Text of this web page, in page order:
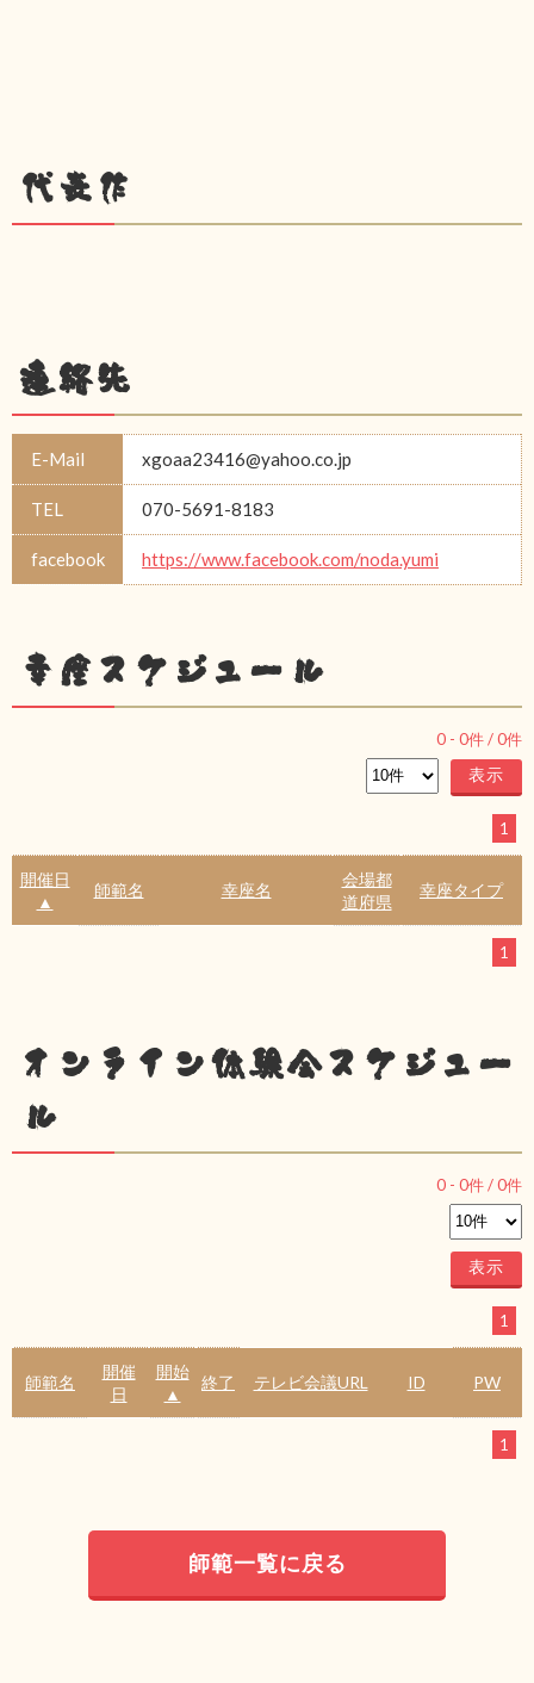
代表作
連絡先
E-Mail xgoaa23416@yahoo.co.jp
TEL 070-5691-8183
facebook https://www.facebook.com/noda.yumi
幸座スケジュール
0 - 0件 /0件
1
開催日
▲
師範名 幸座名
会場都
道府県
幸座タイプ
1
オンライン体験会スケジュー
ル
0 - 0件 /0件
1
師範名
開催
日
開始
▲
終了 テレビ会議URL ID PW
1
師範一覧に戻る